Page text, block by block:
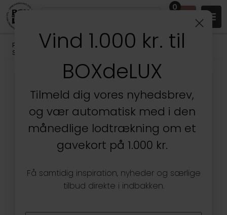
0
Produkter /Badeværelset Badeværelsesopbevaring/
SmykkeopbevaringVind 1.000 kr. til
BOXdeLUX
Tilmeld dig vores nyhedsbrev,
og vær automatisk med i den
månedlige lodtrækning om et
gavekort på 1.000 kr.
Få samtidig inspiration, nyheder og særlige
tilbud direkte i indbakken.